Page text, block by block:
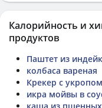
Калорийность и
продуктов
Паштет из
колбаса вареная
Крекер с
икра мойвы в